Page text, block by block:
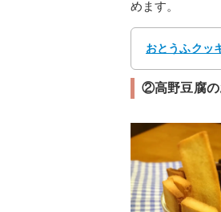
めます。
おとうふクッ
②高野豆腐の